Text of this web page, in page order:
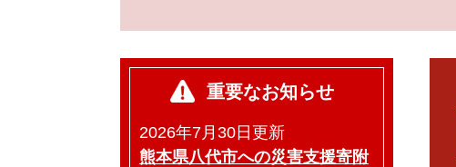
重要なお知らせ
2026年7月30日更新
熊本県八代市への災害支援寄附